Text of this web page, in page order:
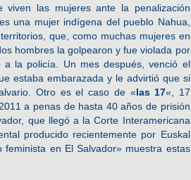
las mujeres ante la penalización
una mujer indígena del pueblo Nahua,
que, como muchas mujeres en
hombres la golpearon y fue violada por
la policía. Un mes después, venció el
estaba embarazada y le advirtió que si
Otro es el caso de «las 17«, 17
a penas de hasta 40 años de prisión
que llegó a la Corte Interamericana
producido recientemente por Euskal
en El Salvador» muestra estas